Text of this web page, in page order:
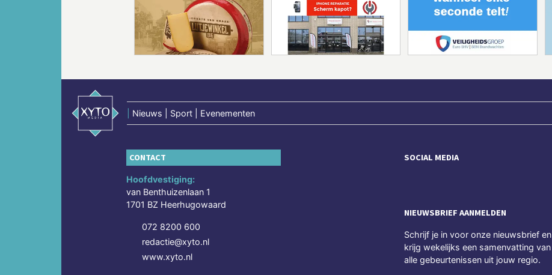
Nieuws | Sport | Evenementen
CONTACT
Hoofdvestiging:
van Benthuizenlaan 1
1701 BZ Heerhugowaard
072 8200 600
redactie@xyto.nl
www.xyto.nl
SOCIAL MEDIA
NIEUWSBRIEF AANMELDEN
Schrijf je in voor onze nieuwsbrief en
krijg wekelijks een samenvatting van
alle gebeurtenissen uit jouw regio.